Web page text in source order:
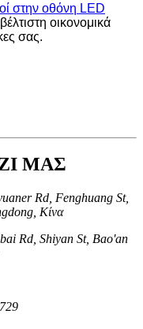
στην οθόνη LED
οικονομικά
σας.
ΜΑΣ
Rd, Fenghuang St,
Κίνα
Rd, Shiyan St, Bao'an